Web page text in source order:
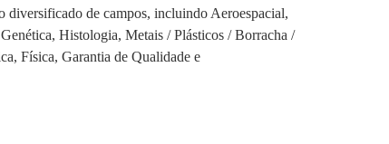
diversificado de campos, incluindo Aeroespacial,
Histologia, Metais / Plásticos / Borracha /
Física, Garantia de Qualidade e